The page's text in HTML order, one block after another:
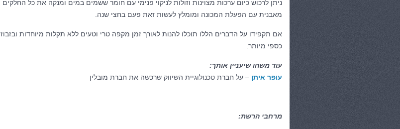
ניתן לרכוש כיום ערכות מצוינות וזולות לניקוי פנימי עם חומר ששמים במים ומנקה את כל החלקים
מאבנית עם הפעלת המכונה ומומלץ לעשות זאת פעם בחצי שנה.
אם תקפידו על הדברים הללו תוכלו להנות לאורך זמן מקפה טרי וטעים ללא תקלות מיוחדות ובזבוז
כספי מיותר.
עוד משהו שיעניין אותך:
עופר איתן – על חברת טכנולוגיית השיווק שרכשה את חברת מובלין
מרחבי הרשת: